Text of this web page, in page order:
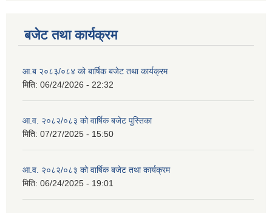
बजेट तथा कार्यक्रम
आ.ब २०८३/०८४ को बार्षिक बजेट तथा कार्यक्रम
मिति: 06/24/2026 - 22:32
आ.व. २०८२/०८३ को वार्षिक बजेट पुस्तिका
मिति: 07/27/2025 - 15:50
आ.व. २०८२/०८३ को वार्षिक बजेट तथा कार्यक्रम
मिति: 06/24/2025 - 19:01